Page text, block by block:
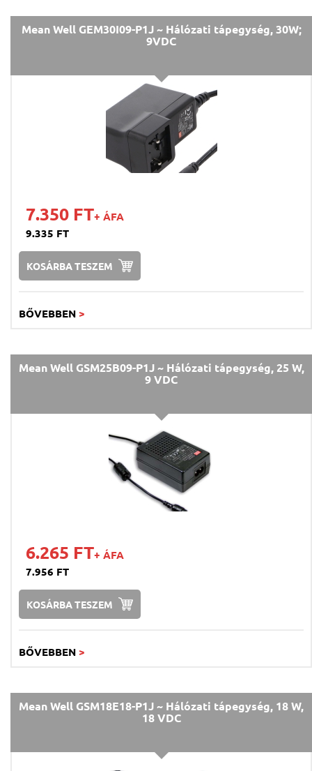
Mean Well GEM30I09-P1J ~ Hálózati tápegység, 30W;
9VDC
7.350 FT+ ÁFA
9.335 FT
KOSÁRBA TESZEM
BŐVEBBEN >
Mean Well GSM25B09-P1J ~ Hálózati tápegység, 25 W,
9 VDC
6.265 FT+ ÁFA
7.956 FT
KOSÁRBA TESZEM
BŐVEBBEN >
Mean Well GSM18E18-P1J ~ Hálózati tápegység, 18 W,
18 VDC